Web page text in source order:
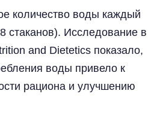
количество воды каждый
стаканов). Исследование в
and Dietetics показало,
воды привело к
рациона и улучшению